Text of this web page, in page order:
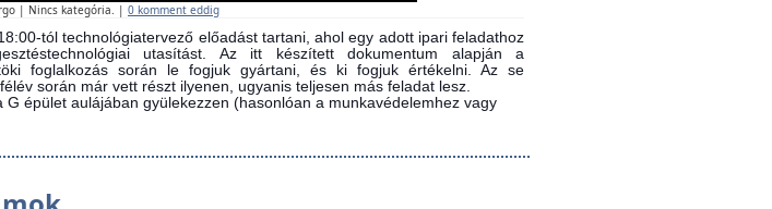
| Nincs kategória. | 0 komment eddig
tól technológiatervező előadást tartani, ahol egy adott ipari feladathoz
utasítást. Az itt készített dokumentum alapján a
foglalkozás során le fogjuk gyártani, és ki fogjuk értékelni. Az se
során már vett részt ilyenen, ugyanis teljesen más feladat lesz.
G épület aulájában gyülekezzen (hasonlóan a munkavédelemhez vagy